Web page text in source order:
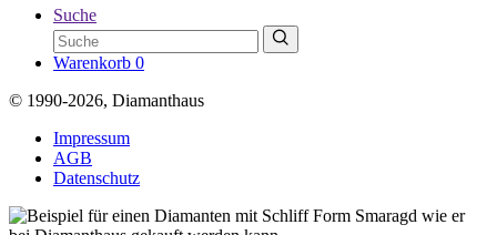
Suche
Warenkorb 0
© 1990-2026, Diamanthaus
Impressum
AGB
Datenschutz